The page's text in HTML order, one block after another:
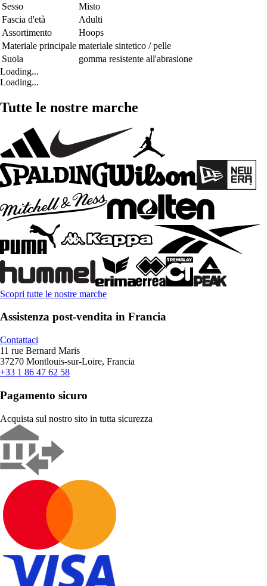
Sesso
Misto
Fascia d'età
Adulti
Assortimento
Hoops
Materiale principale materiale sintetico / pelle
Suola
gomma resistente all'abrasione
Loading...
Loading...
Tutte le nostre marche
Scopri tutte le nostre marche
Assistenza post-vendita in Francia
Contattaci
11 rue Bernard Maris
37270 Montlouis-sur-Loire, Francia
+33 1 86 47 62 58
Pagamento sicuro
Acquista sul nostro sito in tutta sicurezza